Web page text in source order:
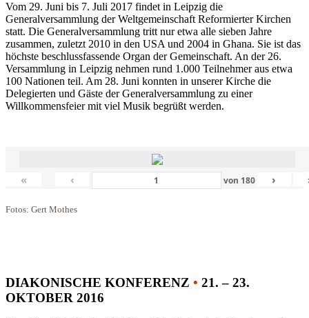
Vom 29. Juni bis 7. Juli 2017 findet in Leipzig die
Generalversammlung der Weltgemeinschaft Reformierter Kirchen
statt. Die Generalversammlung tritt nur etwa alle sieben Jahre
zusammen, zuletzt 2010 in den USA und 2004 in Ghana. Sie ist das
höchste beschlussfassende Organ der Gemeinschaft. An der 26.
Versammlung in Leipzig nehmen rund 1.000 Teilnehmer aus etwa
100 Nationen teil. Am 28. Juni konnten in unserer Kirche die
Delegierten und Gäste der Generalversammlung zu einer
Willkommensfeier mit viel Musik begrüßt werden.
« ‹ von 180 ›
Fotos: Gert Mothes
DIAKONISCHE KONFERENZ • 21. – 23.
OKTOBER 2016